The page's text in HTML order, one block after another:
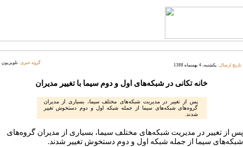
گروه خبری: تلویزیون تاریخ ارسال: یکشنبه، 4 بهمنماه 1388
خانه تکانی در شبکه‌های اول و دوم سیما با تغییر مدیران
پس از تغییر در مدیریت شبکه‌های مختلف سیما، بسیاری از مدیران
گروه‌های شبکه‌های سیما از جمله شبکه اول و دوم دستخوش تغییر
شدند.
پس از تغییر در مدیریت شبکه‌های مختلف سیما، بسیاری از مدیران گروه‌های
شبکه‌های سیما از جمله شبکه اول و دوم دستخوش تغییر شدند.